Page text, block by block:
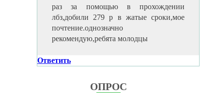
раз за помощью в прохождении
лбз,добили 279 р в жатые сроки,мое
почтение.однозначно
рекомендую,ребята молодцы
Ответить
ОПРОС